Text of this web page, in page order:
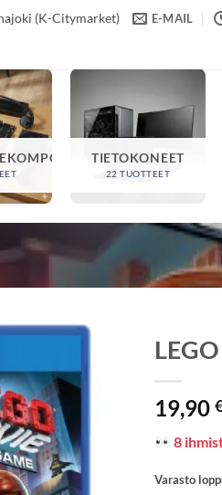
(K-Citymarket) E-MAIL
TIETOKONEET
22 TUOTTEET
19,90
8
Varasto